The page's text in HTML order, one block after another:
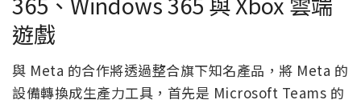
遊戲
與 Meta 的合作將透過整合旗下知名產品，將 Meta 的
設備轉換成生產力工具，首先是 Microsoft Teams 的